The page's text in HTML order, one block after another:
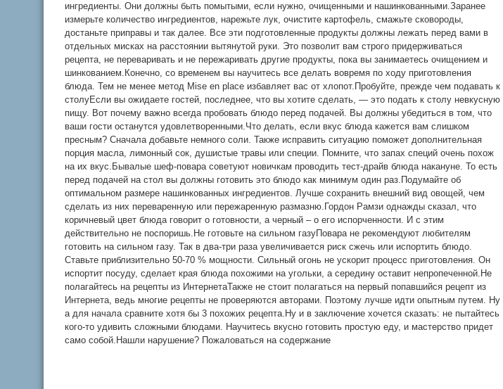
ингредиенты. Они должны быть помытыми, если нужно, очищенными и нашинкованными.Заранее
измерьте количество ингредиентов, нарежьте лук, очистите картофель, смажьте сковороды,
достаньте приправы и так далее. Все эти подготовленные продукты должны лежать перед вами в
отдельных мисках на расстоянии вытянутой руки. Это позволит вам строго придерживаться
рецепта, не переваривать и не пережаривать другие продукты, пока вы занимаетесь очищением и
шинкованием.Конечно, со временем вы научитесь все делать вовремя по ходу приготовления
блюда. Тем не менее метод Mise en place избавляет вас от хлопот.Пробуйте, прежде чем подавать к
столуЕсли вы ожидаете гостей, последнее, что вы хотите сделать, — это подать к столу невкусную
пищу. Вот почему важно всегда пробовать блюдо перед подачей. Вы должны убедиться в том, что
ваши гости останутся удовлетворенными.Что делать, если вкус блюда кажется вам слишком
пресным? Сначала добавьте немного соли. Также исправить ситуацию поможет дополнительная
порция масла, лимонный сок, душистые травы или специи. Помните, что запах специй очень похож
на их вкус.Бывалые шеф-повара советуют новичкам проводить тест-драйв блюда накануне. То есть
перед подачей на стол вы должны готовить это блюдо как минимум один раз.Подумайте об
оптимальном размере нашинкованных ингредиентов. Лучше сохранить внешний вид овощей, чем
сделать из них переваренную или пережаренную размазню.Гордон Рамзи однажды сказал, что
коричневый цвет блюда говорит о готовности, а черный – о его испорченности. И с этим
действительно не поспоришь.Не готовьте на сильном газуПовара не рекомендуют любителям
готовить на сильном газу. Так в два-три раза увеличивается риск сжечь или испортить блюдо.
Ставьте приблизительно 50-70 % мощности. Сильный огонь не ускорит процесс приготовления. Он
испортит посуду, сделает края блюда похожими на угольки, а середину оставит непропеченной.Не
полагайтесь на рецепты из ИнтернетаТакже не стоит полагаться на первый попавшийся рецепт из
Интернета, ведь многие рецепты не проверяются авторами. Поэтому лучше идти опытным путем. Ну
а для начала сравните хотя бы 3 похожих рецепта.Ну и в заключение хочется сказать: не пытайтесь
кого-то удивить сложными блюдами. Научитесь вкусно готовить простую еду, и мастерство придет
само собой.Нашли нарушение? Пожаловаться на содержание